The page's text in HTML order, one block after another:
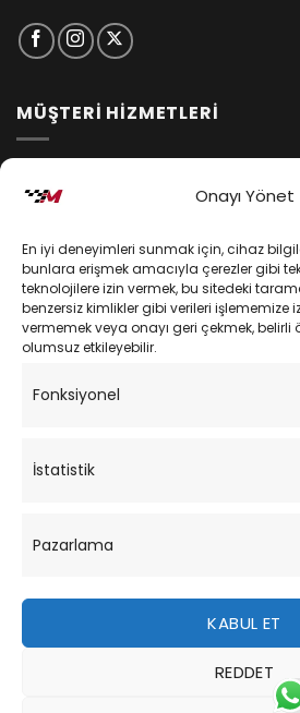
Onayı Yönet
En iyi deneyimleri sunmak için, cihaz
bunlara erişmek amacıyla çerezler gibi
teknolojilere izin vermek, bu sitedeki
benzersiz kimlikler gibi verileri işlememize
vermemek veya onayı geri çekmek, belirli
olumsuz etkileyebilir.
Fonksiyonel
İstatistik
Pazarlama
KABUL ET
REDDET
MÜŞTERİ HİZMETLERİ
Kişisel Verilerin Korunması
Mesafeli Satış Sözleşmesi
Sipariş Takibi
Bu site, size daha iyi bir tarama
çerezler kullanmaktadır. Bu web